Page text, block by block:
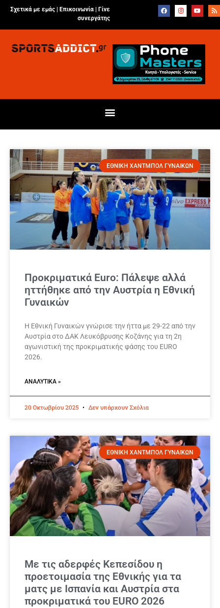
Σχετικά με εμάς | Επικοινωνία
Γίνε
συνεργάτης
ΕΘΝΙΚΗ ΧΑΝΤΜΠΟΛ ΓΥΝΑΙΚΩΝ
Προκριματικά Euro: Πάλεψε αλλά
ηττήθηκε από την Αυστρία η Εθνική
Γυναικών
Η Εθνική Γυναικών γνώρισε την ήττα με 29-22 από την
Αυστρία στο ΔΑΚ Λευκόβρυσης Κοζάνης για τη 2η
αγωνιστική της προκριματικής φάσης του EURO
2026.
ΑΝΑΛΥΤΙΚΆ »
20 Οκτωβρίου 2025 Δεν υπάρχουν Σχόλια
ΕΘΝΙΚΗ ΧΑΝΤΜΠΟΛ ΓΥΝΑΙΚΩΝ
Με τις αδερφές Κεπεσίδου η
προετοιμασία της Εθνικής για τα
ματς με Ισπανία και Αυστρία στα
προκριματικά του ΕURO 2026